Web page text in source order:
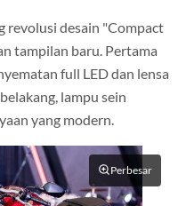
revolusi desain "Compact
tampilan baru. Pertama
full LED dan lensa
lampu sein
yang modern.
Perbesar